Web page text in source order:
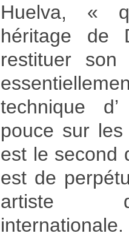
Huelva, «
héritage de
restituer son
technique
pouce sur les
est le second
est de
artiste
internationale.